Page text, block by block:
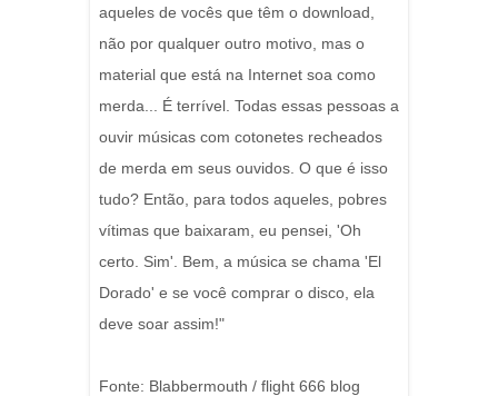
aqueles de vocês que têm o download,
não por qualquer outro motivo, mas o
material que está na Internet soa como
merda... É terrível. Todas essas pessoas a
ouvir músicas com cotonetes recheados
de merda em seus ouvidos. O que é isso
tudo? Então, para todos aqueles, pobres
vítimas que baixaram, eu pensei, 'Oh
certo. Sim'. Bem, a música se chama 'El
Dorado' e se você comprar o disco, ela
deve soar assim!"
Fonte: Blabbermouth / flight 666 blog